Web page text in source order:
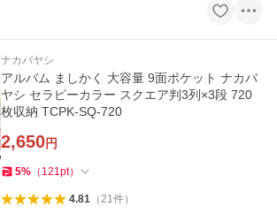
ナカバヤシ
アルバム ましかく 大容量 9面ポケット ナカバ
ヤシ セラピーカラー スクエア判3列×3段 720
枚収納 TCPK-SQ-720
2,650円
5% （ 121pt）
4.81（21件）